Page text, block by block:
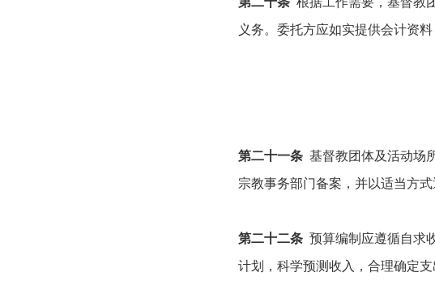
义务。委托方应如实提供会计资
第二十一条基督教团体及活动场
宗教事务部门备案，并以适当方
第二十二条预算编制应遵循自求
计划，科学预测收入，合理确定支